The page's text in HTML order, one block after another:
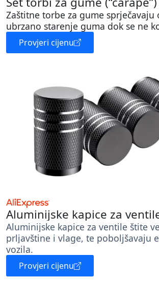
Zaštitne torbe za gume sprječavaju
ubrzano starenje guma dok se ne
Provjeri cijenu
Aluminijske kapice za
Aluminijske kapice za ventile štite
prljavštine i vlage, te poboljšavaju
vozila.
Provjeri cijenu